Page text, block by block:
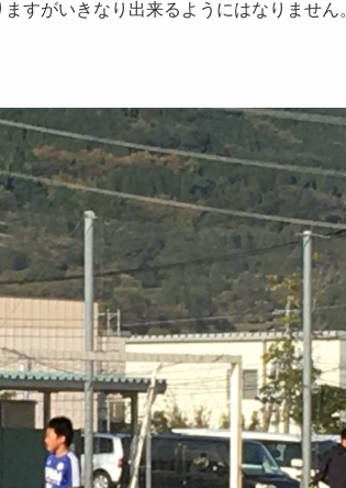
すがいきなり出来るようにはなりません。